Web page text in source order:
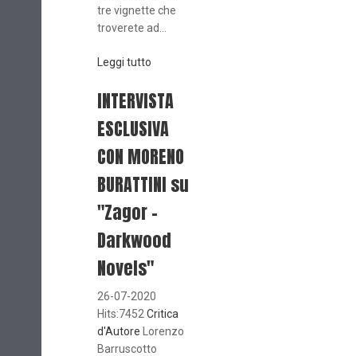
tre vignette che
troverete ad...
Leggi tutto
INTERVISTA
ESCLUSIVA
CON MORENO
BURATTINI su
"Zagor -
Darkwood
Novels"
26-07-2020
Hits:7452 Critica
d'Autore Lorenzo
Barruscotto